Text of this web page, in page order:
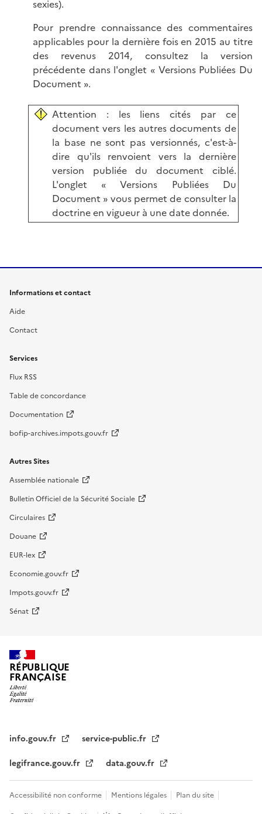
sexies).
Pour prendre connaissance des commentaires
applicables pour la dernière fois en 2015 au titre
des revenus 2014, consultez la version
précédente dans l'onglet « Versions Publiées Du
Document ».
Attention : les liens cités par ce
document vers les autres documents de
la base ne sont pas versionnés, c'est-à-
dire qu'ils renvoient vers la dernière
version publiée du document ciblé.
L'onglet « Versions Publiées Du
Document » vous permet de consulter la
doctrine en vigueur à une date donnée.
Informations et contact
Aide
Contact
Services
Flux RSS
Table de concordance
Documentation
bofip-archives.impots.gouv.fr
Autres Sites
Assemblée nationale
Bulletin Officiel de la Sécurité Sociale
Circulaires
Douane
EUR-lex
Economie.gouv.fr
Impots.gouv.fr
Sénat
RÉPUBLIQUE
FRANÇAISE
info.gouv.fr
service-public.fr
legifrance.gouv.fr
data.gouv.fr
Accessibilité non conforme Mentions légales
Plan du site